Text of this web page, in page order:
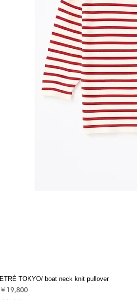
ETRÉ TOKYO/ boat neck knit pullover
価格
￥19,800